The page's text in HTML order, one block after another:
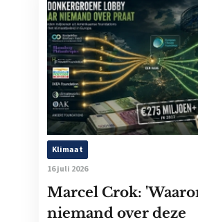
Klimaat
16 juli 2026
Marcel Crok:
niemand over deze